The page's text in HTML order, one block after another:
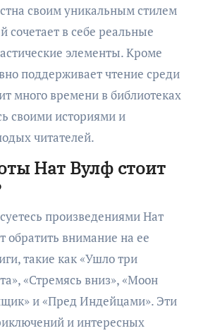
своим уникальным стилем
сочетает в себе реальные
элементы. Кроме
поддерживает чтение среди
много времени в библиотеках
своими историями и
читателей.
Нат Вулф стоит
произведениями Нат
обратить внимание на ее
такие как «Ушло тpи
«Стpемясь вниз», «Моон
и «Пpед Индейцами». Эти
и интересных